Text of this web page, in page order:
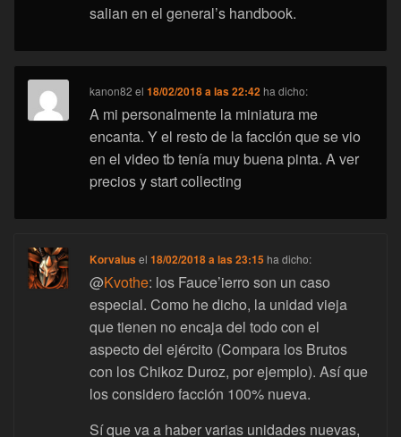
salian en el general’s handbook.
kanon82 el18/02/2018 a las 22:42 ha dicho:
A mi personalmente la miniatura me
encanta. Y el resto de la facción que se vio
en el video tb tenía muy buena pinta. A ver
precios y start collecting
Korvalus el18/02/2018 a las 23:15 ha dicho:
@Kvothe: los Fauce’ierro son un caso
especial. Como he dicho, la unidad vieja
que tienen no encaja del todo con el
aspecto del ejército (Compara los Brutos
con los Chikoz Duroz, por ejemplo). Así que
los considero facción 100% nueva.
Sí que va a haber varias unidades nuevas,